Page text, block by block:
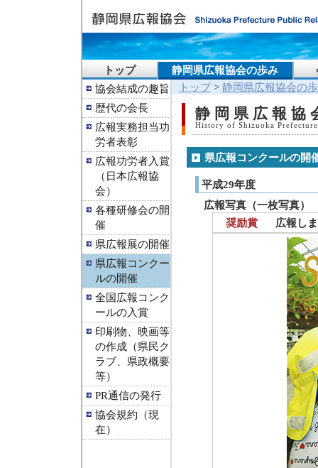
トップ 静岡県広報協会の歩み
協会結成の趣旨
歴代の会長
広報実務担当功
労者表彰
広報功労者入賞
（日本広報協
会）
各種研修会の開
催
県広報展の開催
県広報コンクー
ルの開催
全国広報コンク
ールの入賞
印刷物、映画等
の作成（県民ク
ラブ、県政概要
等）
PR通信の発行
協会規約（現
在）
トップ> 静岡県広報協会の
静岡県広報協
History of Shizuoka
県広報コンクールの開
平成29年度
広報写真（一枚写真）
奨励賞
広報し